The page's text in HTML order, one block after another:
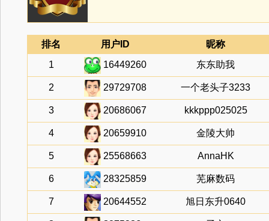
排名 用户ID
昵称
1
16449260 东东助我
2 29729708 一个老头子3233
3 20686067 kkkppp025025
4 20659910 金陵大帅
5 25568663 AnnaHK
6 28325859 芜麻数码
7 20644552 旭日东升0640